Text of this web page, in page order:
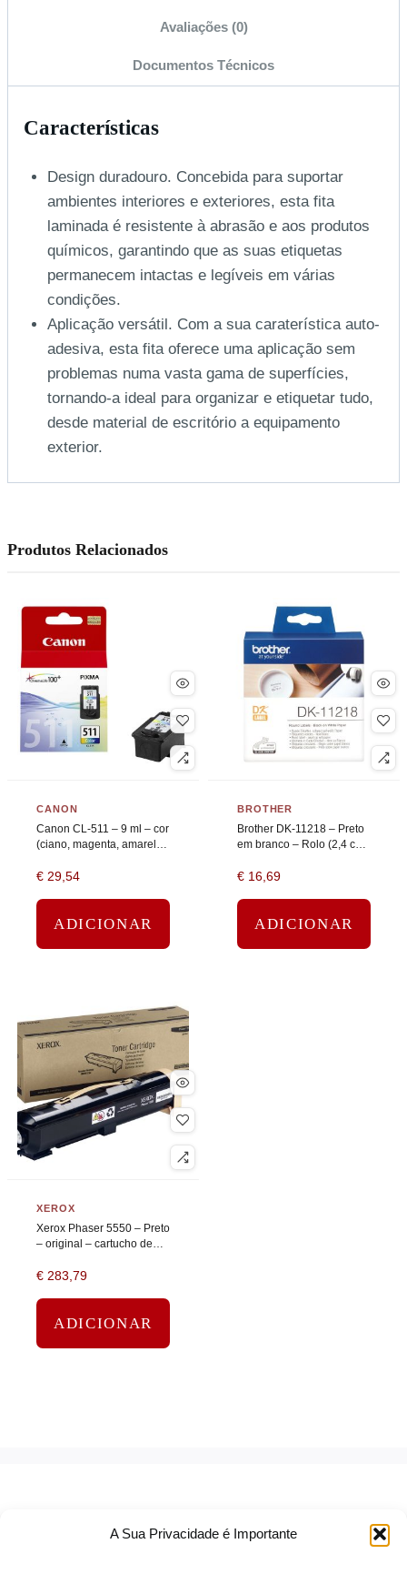
A Sua Privacidade é Importante
Avaliações (0)
Documentos Técnicos
Características
Design duradouro. Concebida para suportar
ambientes interiores e exteriores, esta fita
laminada é resistente à abrasão e aos produtos
químicos, garantindo que as suas etiquetas
permanecem intactas e legíveis em várias
condições.
Aplicação versátil. Com a sua caraterística auto-
adesiva, esta fita oferece uma aplicação sem
problemas numa vasta gama de superfícies,
tornando-a ideal para organizar e etiquetar tudo,
desde material de escritório a equipamento
exterior.
Produtos Relacionados
CANON
Canon CL-511 – 9 ml – cor
(ciano, magenta, amarelo)
€ 29,54
ADICIONAR
BROTHER
Brother DK-11218 – Preto
em branco – Rolo (2,4 cm)
etiquetas
€ 16,69
ADICIONAR
XEROX
Xerox Phaser 5550 – Preto
– original – cartucho de
€ 283,79
ADICIONAR